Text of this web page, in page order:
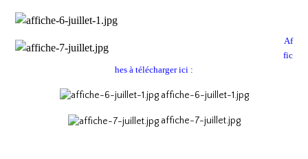
Af
fic
hes à télécharger ici :
affiche-6-juillet-1.jpg
affiche-7-juillet.jpg